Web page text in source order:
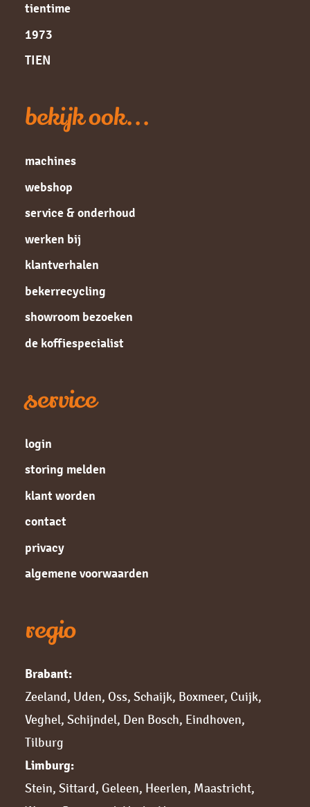
tientime
1973
TIEN
bekijk ook...
machines
webshop
service & onderhoud
werken bij
klantverhalen
bekerrecycling
showroom bezoeken
de koffiespecialist
service
login
storing melden
klant worden
contact
privacy
algemene voorwaarden
regio
Brabant:
Zeeland, Uden, Oss, Schaijk, Boxmeer, Cuijk,
Veghel, Schijndel, Den Bosch, Eindhoven,
Tilburg
Limburg:
Stein, Sittard, Geleen, Heerlen, Maastricht,